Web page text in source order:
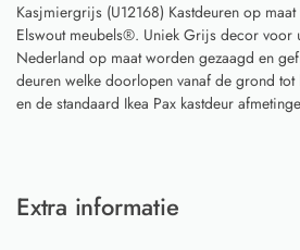
Kasjmiergrijs (U12168) Kastdeuren op
Elswout meubels®. Uniek Grijs decor voor
Nederland op maat worden gezaagd en
deuren welke doorlopen vanaf de grond
en de standaard Ikea Pax kastdeur
Extra informatie